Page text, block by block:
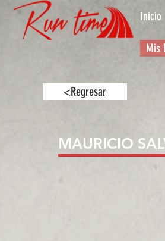
Inicio
Mis
<Regresar
MAURICIO